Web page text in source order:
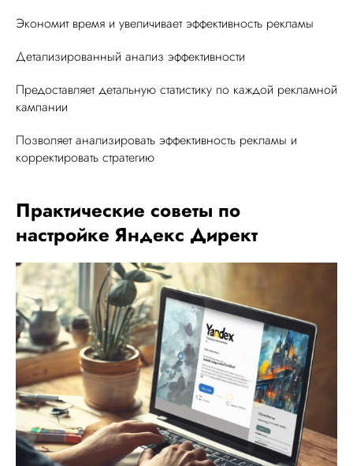
Экономит время и увеличивает эффективность рекламы
Детализированный анализ эффективности
Предоставляет детальную статистику по каждой рекламной
кампании
Позволяет анализировать эффективность рекламы и
корректировать стратегию
Практические советы по
настройке Яндекс Директ